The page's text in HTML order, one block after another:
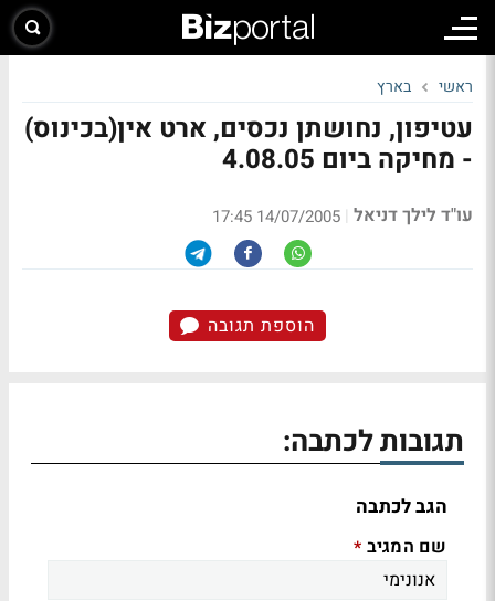
ראשי בארץ
עטיפון, נחושתן נכסים, ארט אין(בכינוס)
- מחיקה ביום 4.08.05
עו"ד לילך דניאל |
14/07/2005 17:45
הוספת תגובה
תגובות לכתבה:
הגב לכתבה
שם המגיב *